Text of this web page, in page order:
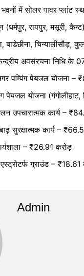
में सोलर पावर प्लांट
रायपुर, मसूरी,
बाडेछीना, चिन्यालीसौड़,
अवसंरचना निधि के 07
पम्पिंग पेयजल योजना –
पेयजल योजना
उपचारात्मक कार्य –
सुरक्षात्मक कार्य –
– ₹26.91 करोड़
एस्ट्रोटर्फ ग्राउंड –
Admin